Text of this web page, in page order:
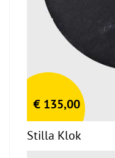
€ 135,00
Stilla Klok